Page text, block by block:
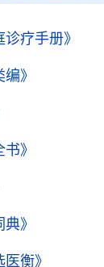
诊疗手册》
编》
》
》
医衡》